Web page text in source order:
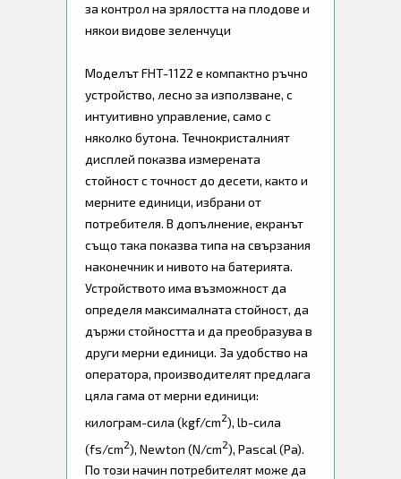
за контрол на зрялостта на плодове и
някои видове зеленчуци
Моделът FHT-1122 е компактно ръчно
устройство, лесно за използване, с
интуитивно управление, само с
няколко бутона. Течнокристалният
дисплей показва измерената
стойност с точност до десети, както и
мерните единици, избрани от
потребителя. В допълнение, екранът
също така показва типа на свързания
наконечник и нивото на батерията.
Устройството има възможност да
определя максималната стойност, да
държи стойността и да преобразува в
други мерни единици. За удобство на
оператора, производителят предлага
цяла гама от мерни единици:
килограм-сила (kgf/cm2), lb-сила
(fs/cm2), Newton (N/cm2), Pascal (Pa).
По този начин потребителят може да